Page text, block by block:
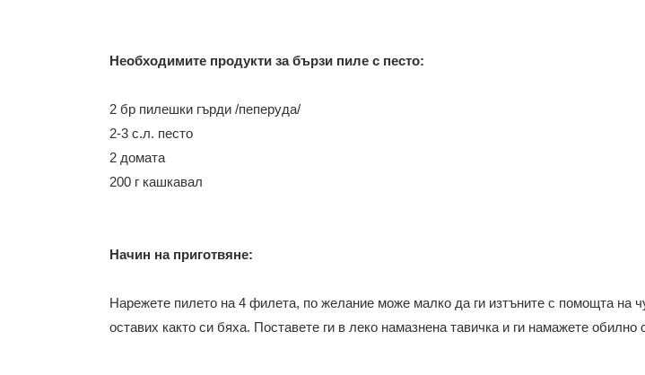
Необходимите продукти за бързи пиле с песто:
2 бр пилешки гърди /пеперуда/
2-3 с.л. песто
2 домата
200 г кашкавал
Начин на приготвяне:
Нарежете пилето на 4 филета, по желание може малко да ги изтъните с помощта на
оставих както си бяха. Поставете ги в леко намазнена тавичка и ги намажете обилно